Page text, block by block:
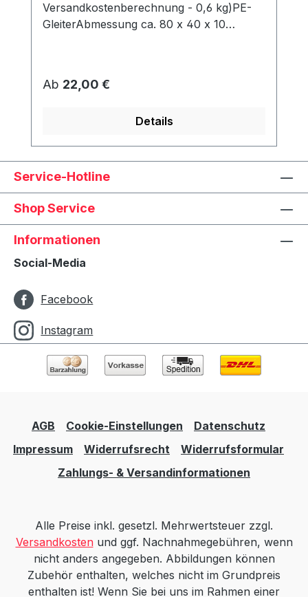
Versandkostenberechnung - 0,6 kg)PE-
GleiterAbmessung ca. 80 x 40 x 10
Regulärer Preis:
Ab 22,00 €
Details
Service-Hotline
Shop Service
Informationen
Social-Media
Facebook
Instagram
AGB Cookie-Einstellungen
Datenschutz
Impressum
Widerrufsrecht
Widerrufsformular
Zahlungs- & Versandinformationen
Alle Preise inkl. gesetzl. Mehrwertsteuer zzgl.
Versandkostenund ggf. Nachnahmegebühren, wenn
nicht anders angegeben. Abbildungen können
Zubehör enthalten, welches nicht im Grundpreis
enthalten ist! Wenn Sie bei uns im Rahmen einer